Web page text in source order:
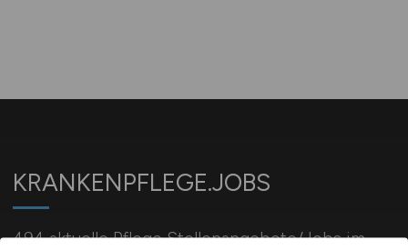
KRANKENPFLEGE.JOBS
494 aktuelle Pflege Stellenangebote/Jobs im